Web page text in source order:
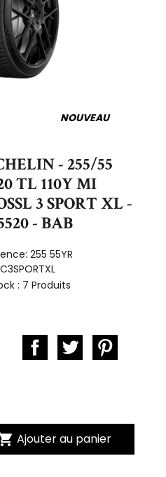
NOUVEAU
- 255/55
TL 110Y MI
3 SPORT XL -
- BAB
255 55YR
: 7 Produits
Ajouter au panier